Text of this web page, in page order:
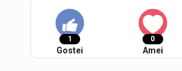
1
Gostei
0
Amei